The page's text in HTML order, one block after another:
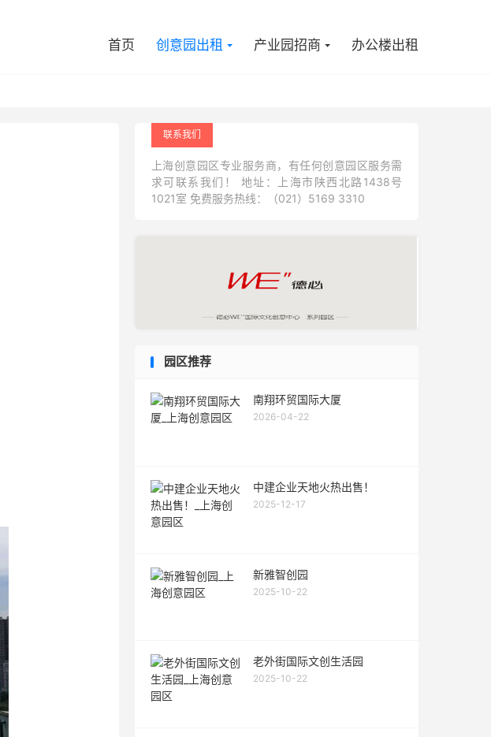
首页 创意园出租 产业园招商 办公楼出租
联系我们
上海创意园区专业服务商，有任何创意园区服务需
求可联系我们！ 地址：上海市陕西北路1438号
1021室 免费服务热线：（021）5169 3310
园区推荐
南翔环贸国际大厦
2026-04-22
中建企业天地火热出售！
2025-12-17
新雅智创园
2025-10-22
老外街国际文创生活园
2025-10-22